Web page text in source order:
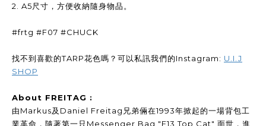
2. A5尺寸，方便收納隨身物品。
#frtg #F07 #CHUCK
找不到喜歡的TARP花色嗎？可以私訊我們的Instagram: U.I.J
SHOP
About FREITAG :
由Markus及Daniel Freitag兄弟倆在1993年掀起的一場背包工
業革命，隨著第一只Messenger Bag "F13 Top Cat" 面世，進